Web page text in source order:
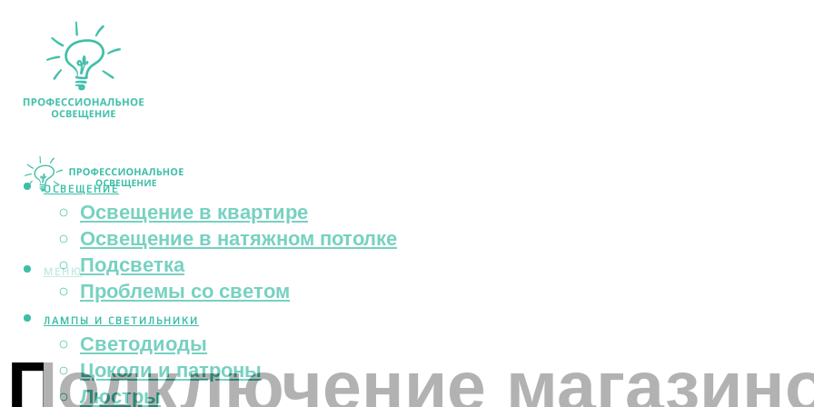
ОСВЕЩЕНИЕ
Освещение в квартире
Освещение в натяжном потолке
Подсветка
Проблемы со светом
ЛАМПЫ И СВЕТИЛЬНИКИ
Светодиоды
Цоколи и патроны
Люстры
МЕНЮ
Подключение